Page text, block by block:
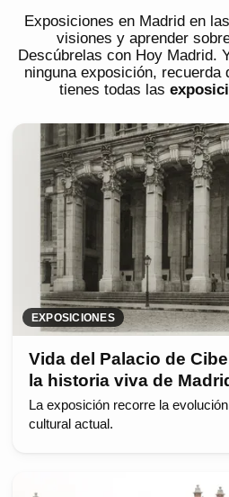
Exposiciones en Madrid en
visiones y aprender
Descúbrelas con Hoy Madrid.
ninguna exposición, recuerda
tienes todas las
EXPOSICIONES
Vida del Palacio de
la historia viva de
La exposición recorre la
cultural actual.